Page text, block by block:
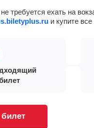
требуется ехать на
и купите
билет